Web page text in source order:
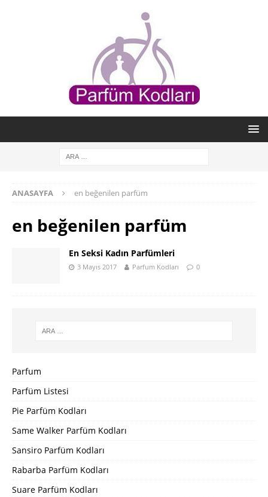
ANASAYFA en beğenilen parfüm
en beğenilen parfüm
En Seksi Kadın Parfümleri
3 Mayıs 2017 Parfum Kodları 0
Parfum
Parfüm Listesi
Pie Parfüm Kodları
Same Walker Parfüm Kodları
Sansiro Parfüm Kodları
Rabarba Parfüm Kodları
Suare Parfüm Kodları